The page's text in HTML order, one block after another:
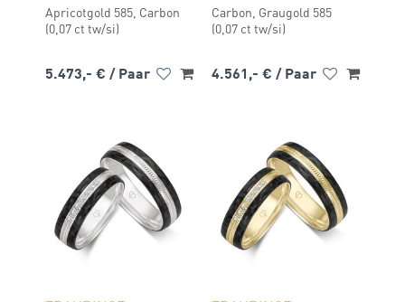
Apricotgold 585, Carbon
(0,07 ct tw/si)
5.473,- € / Paar
Carbon, Graugold 585
(0,07 ct tw/si)
4.561,- € / Paar